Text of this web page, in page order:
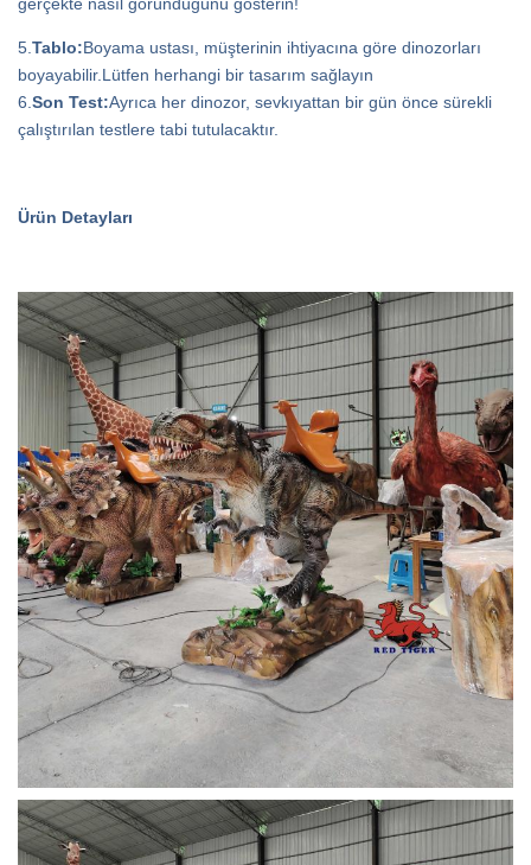
5. Tablo:Boyama ustası, müşterinin ihtiyacına göre dinozorları
boyayabilir.Lütfen herhangi bir tasarım sağlayın
6. Son Test:Ayrıca her dinozor, sevkıyattan bir gün önce sürekli
çalıştırılan testlere tabi tutulacaktır.
Ürün Detayları